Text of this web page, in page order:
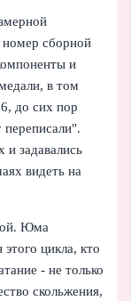
номер сборной
и
в том
до сих пор
и задавались
видеть на
Юма
цикла, кто
- не только
скольжения,